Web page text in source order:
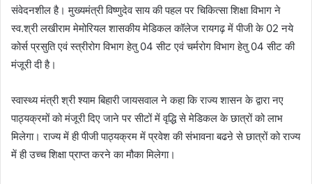
संवेदनशील है। मुख्यमंत्री विष्णुदेव साय की पहल पर चिकित्सा शिक्षा विभाग ने
स्व.श्री लखीराम मेमोरियल शासकीय मेडिकल कॉलेज रायगढ़ में पीजी के 02 नये
कोर्स प्रसुति एवं स्त्रीरोग विभाग हेतु 04 सीट एवं चर्मरोग विभाग हेतु 04 सीट की
मंजूरी दी है।
स्वास्थ्य मंत्री श्री श्याम बिहारी जायसवाल ने कहा कि राज्य शासन के द्वारा नए
पाठ्यक्रमों को मंजूरी दिए जाने पर सीटों में वृद्धि से मेडिकल के छात्रों को लाभ
मिलेगा। राज्य में ही पीजी पाठ्यक्रम में प्रवेश की संभावना बढऩे से छात्रों को राज्य
में ही उच्च शिक्षा प्राप्त करने का मौका मिलेगा।